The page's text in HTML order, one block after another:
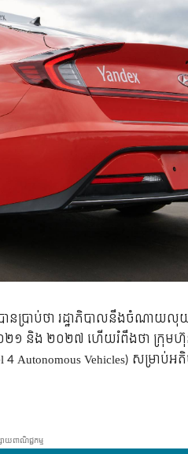
បានប្រាប់ថា រដ្ឋាភិបាលនឹងចំណាយ
ាំ២០២១ និង ២០២៧ ហើយរំពឹងថា ក្រុម
4 Autonomous Vehicles) សម្រាប់
សាយពាណិជ្ជកម្ម